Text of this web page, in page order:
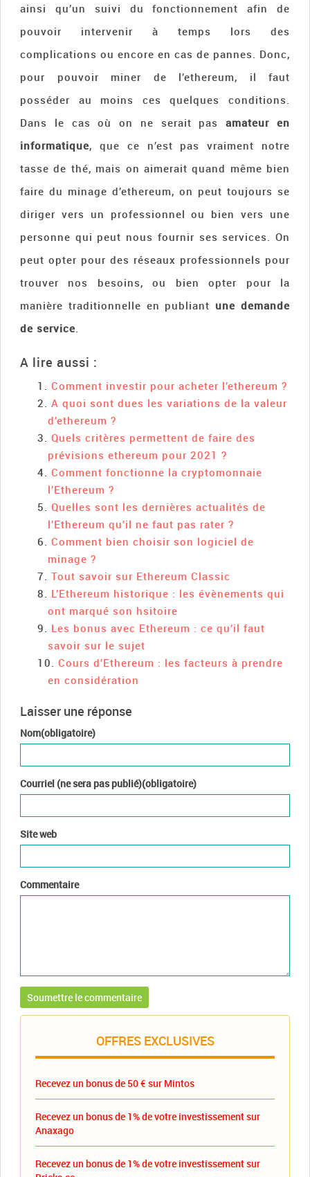
ainsi qu’un suivi du fonctionnement afin de
pouvoir intervenir à temps lors des
complications ou encore en cas de pannes. Donc,
pour pouvoir miner de l’ethereum, il faut
posséder au moins ces quelques conditions.
Dans le cas où on ne serait pas
amateur en
informatique, que ce n’est pas vraiment notre
tasse de thé, mais on aimerait quand même bien
faire du minage d’ethereum, on peut toujours se
diriger vers un professionnel ou bien vers une
personne qui peut nous fournir ses services. On
peut opter pour des réseaux professionnels pour
trouver nos besoins, ou bien opter pour la
manière traditionnelle en publiant une demande
de service.
A lire aussi :
Comment investir pour acheter l’ethereum ?
A quoi sont dues les variations de la valeur
d’ethereum ?
Quels critères permettent de faire des
prévisions ethereum pour 2021 ?
Comment fonctionne la cryptomonnaie
l’Ethereum ?
Quelles sont les dernières actualités de
l’Ethereum qu’il ne faut pas rater ?
Comment bien choisir son logiciel de
minage ?
Tout savoir sur Ethereum Classic
L’Ethereum historique : les évènements qui
ont marqué son hsitoire
Les bonus avec Ethereum : ce qu’il faut
savoir sur le sujet
Cours d’Ethereum : les facteurs à prendre
en considération
Laisser une réponse
Nom(obligatoire)
Courriel (ne sera pas publié)(obligatoire)
Site web
Commentaire
OFFRES EXCLUSIVES
Recevez un bonus de 50 € sur Mintos
Recevez un bonus de 1% de votre investissement sur
Anaxago
Recevez un bonus de 1% de votre investissement sur